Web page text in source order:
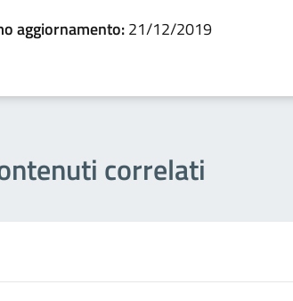
aggiornamento:21/12/2019
correlati